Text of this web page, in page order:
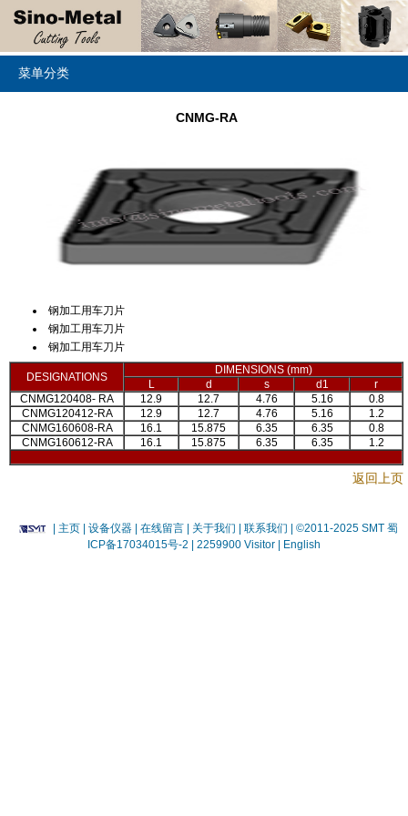
菜单分类
CNMG-RA
钢加工用车刀片
钢加工用车刀片
钢加工用车刀片
DESIGNATIONS
DIMENSIONS (mm)
L
d s d1
r
CNMG120408- RA
12.9 12.7 4.76 5.16
0.8
CNMG120412-RA
12.9 12.7 4.76 5.16
1.2
CNMG160608-RA
16.1 15.875 6.35 6.35
0.8
CNMG160612-RA
16.1 15.875 6.35 6.35 1.2
返回上页
主页 | 设备仪器 | 在线留言 | 关于我们 | 联系我们 | ©2011-2025 SMT 蜀
ICP备17034015号-2
| 2259900 Visitor | English